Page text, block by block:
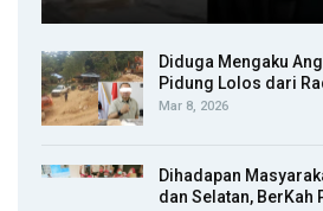
Diduga Mengaku
Pidung Lolos dari
Mar 8, 2026
Dihadapan
dan Selatan, BerKah